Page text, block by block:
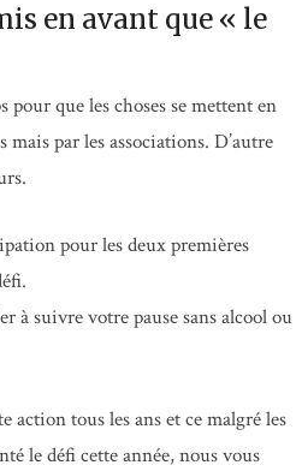
en avant que « le
que les choses se mettent en
par les associations. D’autre
pour les deux premières
à suivre votre pause sans alcool ou
tous les ans et ce malgré les
le défi cette année, nous vous